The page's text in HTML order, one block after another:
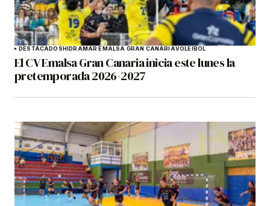
DESTACADOSHIDRAMAR EMALSA GRAN CANARIAVOLEIBOL
El CV Emalsa Gran Canaria inicia este lunes la
pretemporada 2026-2027